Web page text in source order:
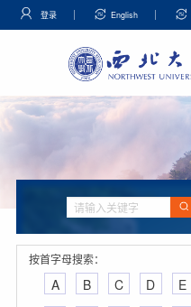
登录 English
按首字母搜索：
A B C D E